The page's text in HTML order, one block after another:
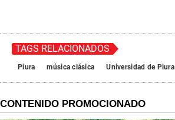
TAGS RELACIONADOS
Piura música clásica Universidad de Piura